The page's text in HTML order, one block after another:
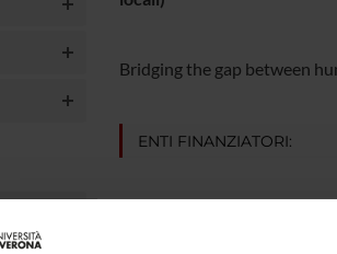
Bridging the gap between
ENTI FINANZIATORI: